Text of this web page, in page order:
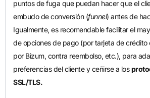
puntos de fuga que puedan hacer que el
embudo de conversión (funnel) antes de
Igualmente, es recomendable facilitar el
de opciones de pago (por tarjeta de crédito
por Bizum, contra reembolso, etc.), para
preferencias del cliente y ceñirse a los
SSL/TLS.